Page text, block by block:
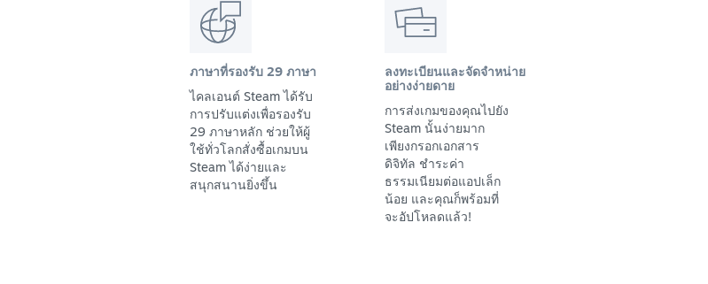
ภาษาที่รองรับ 29 ภาษา
ไคลเอนต์ Steam ได้รับ
การปรับแต่งเพื่อรองรับ
29 ภาษาหลัก ช่วยให้ผู้
ใช้ทั่วโลกสั่งซื้อเกมบน
Steam ได้ง่ายและ
สนุกสนานยิ่งขึ้น
ลงทะเบียนและจัดจำหน่าย
อย่างง่ายดาย
การส่งเกมของคุณไปยัง
Steam นั้นง่ายมาก
เพียงกรอกเอกสาร
ดิจิทัล ชำระค่า
ธรรมเนียมต่อแอปเล็ก
น้อย และคุณก็พร้อมที่
จะอัปโหลดแล้ว!